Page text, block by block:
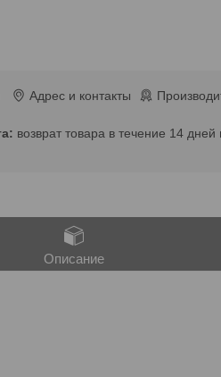
Адрес и контакты
возврат товара в течение 14 дней
Описание